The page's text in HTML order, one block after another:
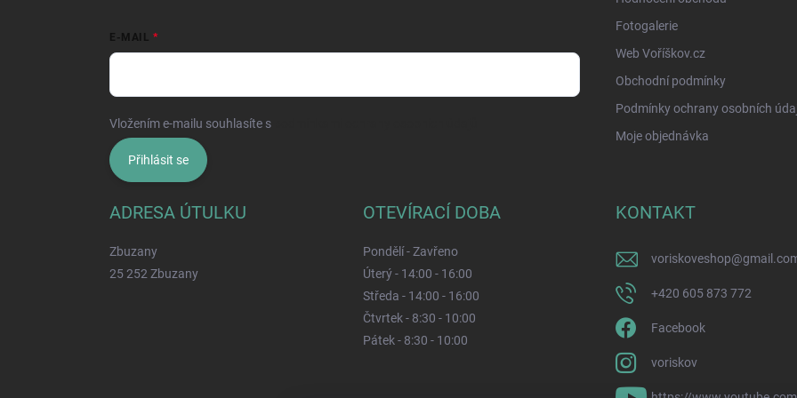
E-MAIL
Vložením e-mailu souhlasíte s
Přihlásit se
Fotogalerie
Web Voříškov.cz
Obchodní podmínky
Podmínky ochrany osobních
Moje objednávka
ADRESA ÚTULKU
Zbuzany
25 252 Zbuzany
OTEVÍRACÍ DOBA
Pondělí - Zavřeno
Úterý - 14:00 - 16:00
Středa - 14:00 - 16:00
Čtvrtek - 8:30 - 10:00
Pátek - 8:30 - 10:00
KONTAKT
voriskoveshop@
+420 605 873 772
Facebook
voriskov